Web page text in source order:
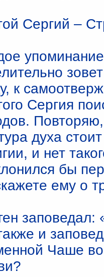
Сергий –
к
Сергия
духа
и нет
бы
ему о
заповедал:
и
Ча­ше